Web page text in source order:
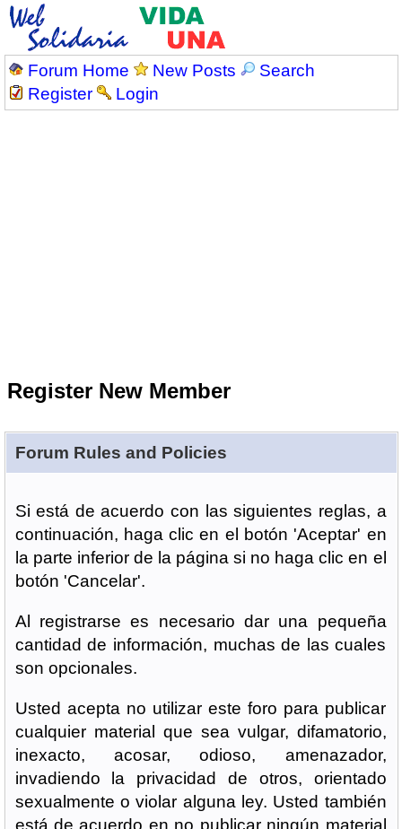
Forum Home New Posts
Search
Register
Login
Register New Member
Forum Rules and Policies
Si está de acuerdo con las siguientes reglas, a
continuación, haga clic en el botón 'Aceptar' en
la parte inferior de la página si no haga clic en el
botón 'Cancelar'.
Al registrarse es necesario dar una pequeña
cantidad de información, muchas de las cuales
son opcionales.
Usted acepta no utilizar este foro para publicar
cualquier material que sea vulgar, difamatorio,
inexacto, acosar, odioso, amenazador,
invadiendo la privacidad de otros, orientado
sexualmente o violar alguna ley. Usted también
está de acuerdo en no publicar ningún material